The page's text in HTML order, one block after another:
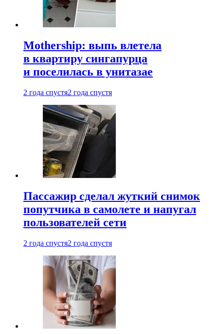
Mothership: выпь влетела
в квартиру сингапурца
и поселилась в унитазае
2 года спустя2 года спустя
Пассажир сделал жуткий снимок
попутчика в самолете и напугал
пользователей сети
2 года спустя2 года спустя